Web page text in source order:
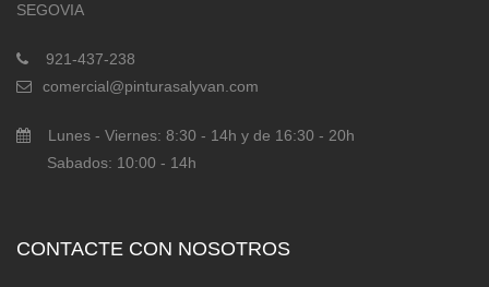
SEGOVIA
921-437-238
comercial@pinturasalyvan.com
Lunes - Viernes: 8:30 - 14h y de 16:30 - 20h
Sabados: 10:00 - 14h
CONTACTE CON NOSOTROS